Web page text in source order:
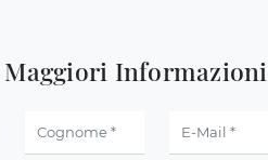
Informazioni